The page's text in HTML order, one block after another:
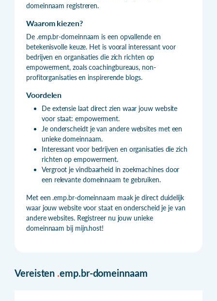
domeinnaam registreren.
Waarom kiezen?
De .emp.br-domeinnaam is een opvallende en
betekenisvolle keuze. Het is vooral interessant voor
bedrijven en organisaties die zich richten op
empowerment, zoals coachingbureaus, non-
profitorganisaties en inspirerende blogs.
Voordelen
De extensie laat direct zien waar jouw website
voor staat: empowerment.
Je onderscheidt je van andere websites met een
unieke domeinnaam.
Interessant voor bedrijven en organisaties die zich
richten op empowerment.
Vergroot je vindbaarheid in zoekmachines door
een relevante domeinnaam te gebruiken.
Met een .emp.br-domeinnaam maak je direct duidelijk
waar jouw website voor staat en onderscheid je je van
andere websites. Registreer nu jouw unieke
domeinnaam bij mijn.host!
Vereisten .emp.br-domeinnaam